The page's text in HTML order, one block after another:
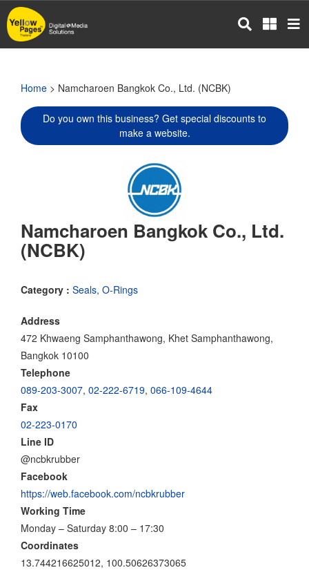
Skip
to
main
Home > Namcharoen Bangkok Co., Ltd. (NCBK)
Do you own this business? Get special discounts to
make a website.
Namcharoen Bangkok Co., Ltd.
(NCBK)
Category : Seals, O-Rings
Address
472 Khwaeng Samphanthawong, Khet Samphanthawong,
Bangkok 10100
Telephone
089-203-3007, 02-222-6719, 066-109-4644
Fax
02-223-0170
Line ID
@ncbkrubber
Facebook
https://web.facebook.com/ncbkrubber
Working Time
Monday – Saturday 8:00 – 17:30
Coordinates
13.744216625012, 100.50626373065